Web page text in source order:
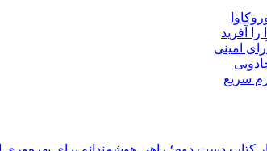
آفرید
امینی
سریع